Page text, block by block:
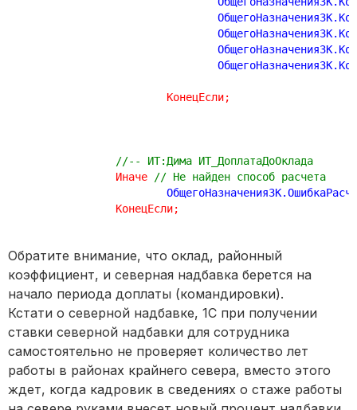
КонецЕсли;
//-- ИТ:Дима ИТ_ДоплатаДоОклада
Иначе // Не найден способ расчета
КонецЕсли;
Обратите внимание, что оклад, районный
коэффициент, и северная надбавка берется на
начало периода доплаты (командировки).
Кстати о северной надбавке, 1С при получении
ставки северной надбавки для сотрудника
самостоятельно не проверяет количество лет
работы в районах крайнего севера, вместо этого
ждет, когда кадровик в сведениях о стаже работы